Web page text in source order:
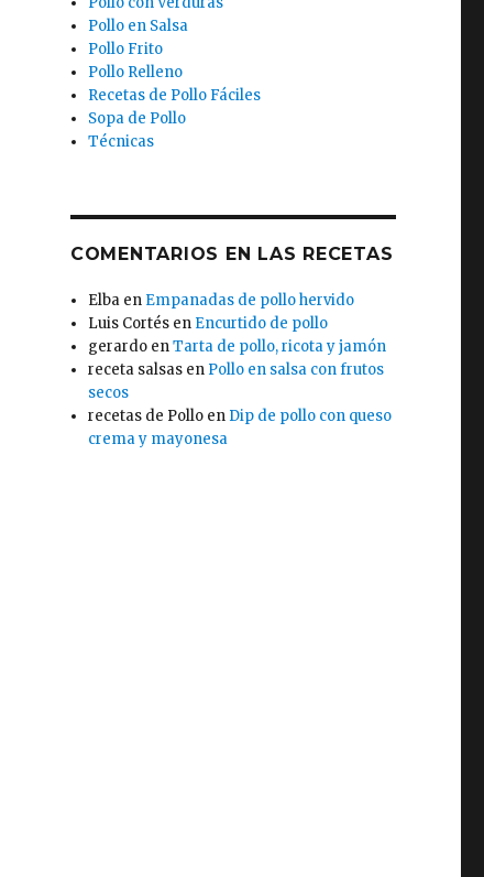
Pollo en Salsa
Pollo Frito
Pollo Relleno
Recetas de Pollo Fáciles
Sopa de Pollo
Técnicas
COMENTARIOS EN LAS RECETAS
Elba en Empanadas de pollo hervido
Luis Cortés en Encurtido de pollo
gerardo enTarta de pollo, ricota y jamón
receta salsas en Pollo en salsa con frutos
secos
recetas de Pollo en Dip de pollo con queso
crema y mayonesa